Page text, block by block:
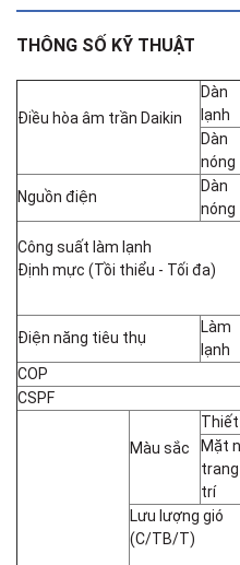
THÔNG SỐ KỸ THUẬT
Điều hòa âm trần Daikin
Dàn
lạnh
Dàn
nóng
Nguồn điện
Dàn
nóng
Công suất làm lạnh
Định mực (Tồi thiểu - Tối đa)
Điện năng tiêu thụ
Làm
lạnh
COP
CSPF
Màu sắc
Thiết
Mặt
trang
trí
Lưu lượng gió
(C/TB/T)